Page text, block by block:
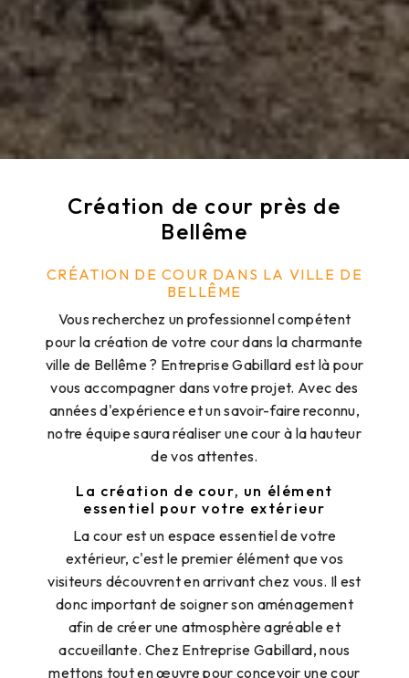
Création de cour près de
Bellême
CRÉATION DE COUR DANS LA VILLE DE
BELLÊME
Vous recherchez un professionnel compétent
pour la création de votre cour dans la charmante
ville de Bellême ? Entreprise Gabillard est là pour
vous accompagner dans votre projet. Avec des
années d'expérience et un savoir-faire reconnu,
notre équipe saura réaliser une cour à la hauteur
de vos attentes.
La création de cour, un élément
essentiel pour votre extérieur
La cour est un espace essentiel de votre
extérieur, c'est le premier élément que vos
visiteurs découvrent en arrivant chez vous. Il est
donc important de soigner son aménagement
afin de créer une atmosphère agréable et
accueillante. Chez Entreprise Gabillard, nous
mettons tout en œuvre pour concevoir une cour